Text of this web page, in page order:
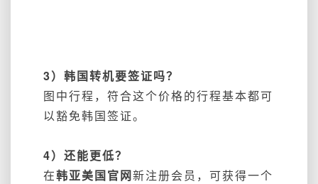
3）韩国转机要签证吗？
图中行程，符合这个价格的行程基本都可
以豁免韩国签证。
4）还能更低？
在韩亚美国官网新注册会员，可获得一个